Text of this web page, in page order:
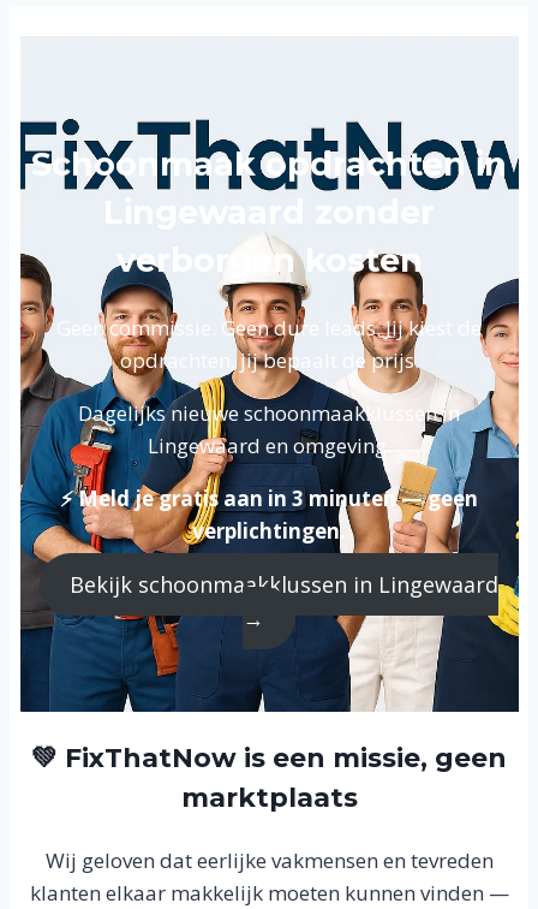
Schoonmaak opdrachten in
verborgen kosten
Geen commissie. Geen dure leads. Jij kiest de
opdrachten, jij bepaalt de prijs.
Dagelijks nieuwe schoonmaakklussen in
Lingewaard en omgeving.
⚡ Meld je gratis aan in 3 minuten — geen
verplichtingen.
Bekijk schoonmaakklussen in Lingewaard
→
💚 FixThatNow is een missie, geen
marktplaats
Wij geloven dat eerlijke vakmensen en tevreden
klanten elkaar makkelijk moeten kunnen vinden —